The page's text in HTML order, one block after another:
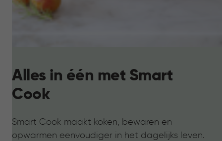
Alles in één met Smart
Cook
Smart Cook maakt koken, bewaren en
opwarmen eenvoudiger in het dagelijks leven.